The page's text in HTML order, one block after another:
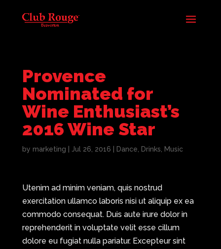
Provence
Nominated for
Wine Enthusiast’s
2016 Wine Star
by marketing Jul 26, 2016 Dance Drinks Music
Utenim ad minim veniam, quis nostrud
exercitation ullamco laboris nisi ut aliquip ex ea
commodo consequat. Duis aute irure dolor in
reprehenderit in voluptate velit esse cillum
dolore eu fugiat nulla pariatur. Excepteur sint